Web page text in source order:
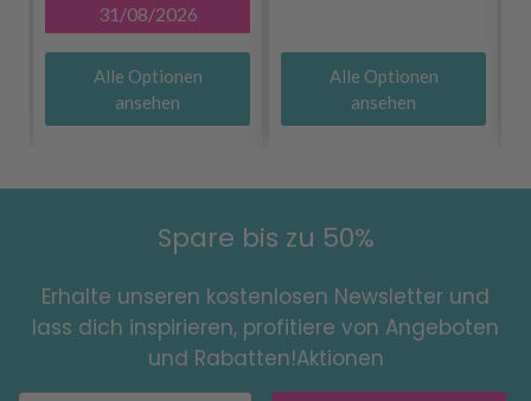
31/08/2026
Alle Optionen
ansehen
Alle Optionen
ansehen
Spare bis zu 50%
Erhalte unseren kostenlosen Newsletter und
lass dich inspirieren, profitiere von Angeboten
und Rabatten!Aktionen